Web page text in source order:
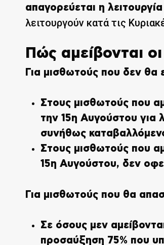
απαγορεύεται η
λειτουργούν κατά τις
Πώς αμείβονται
Για μισθωτούς που δεν θα
Στους μισθωτούς που
την 15η Αυγούστου για
συνήθως
Στους μισθωτούς που
15η Αυγούστου, δεν
Για μισθωτούς που θα
Σε όσους μεν
προσαύξηση 75% που